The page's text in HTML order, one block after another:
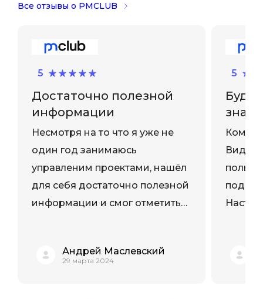
Все отзывы о PMCLUB
Достаточно полезной
информации
Несмотря на то что я уже не
один год занимаюсь
управленим проектами, нашёл
для себя достаточно полезной
информации и смог отметить
в своих регулярных процессах.
Андрей Маслевский
29 марта 2024
5
Буду
Видео
пользы
под
5